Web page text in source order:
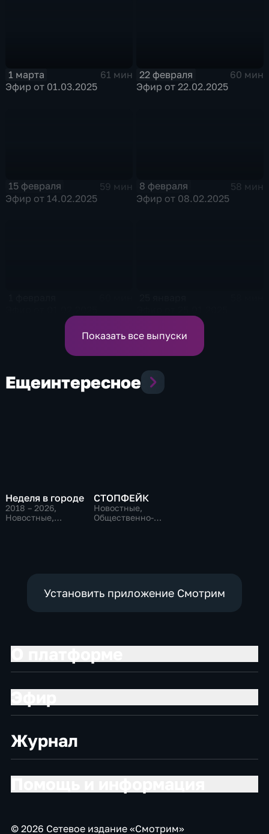
1 марта
61 мин
Эфир от 01.03.2025
22 февраля
60 мин
Эфир от 22.02.2025
15 февраля
59 мин
Эфир от 14.02.2025
8 февраля
58 мин
Эфир от 08.02.2025
Показать все выпуски
Ещеинтересное
Неделя в городе
2018 – 2026,
Новостные,
СТОПФЕЙК
Новостные,
Общественно-
Установить приложение Смотрим
Журнал
© 2026 Сетевое издание «Смотрим»